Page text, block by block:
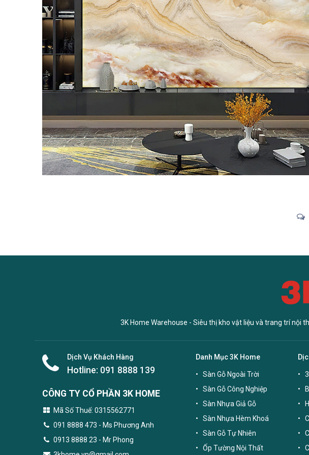
3K Home Warehouse - Siêu thị kho vật liệu và trang trí nội
Dịch Vụ Khách Hàng
Hotline: 091 8888 139
CÔNG TY CỔ PHẦN 3K HOME
Mã Số Thuế: 0315562771
091 8888 473 - Ms Phương Anh
0913 8888 23 - Mr Phong
Danh Mục 3K Home
Sàn Gỗ Ngoài Trời
Sàn Gỗ Công Nghiệp
Sàn Nhựa Giả Gỗ
Sàn Nhựa Hèm Khoá
Sàn Gỗ Tự Nhiên
Ốp Tường Nội Thất